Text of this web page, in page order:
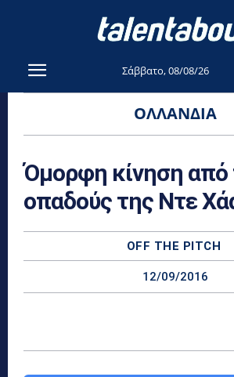
Σάββατο, 08/08/26
ΟΛΛΑΝΔΊΑ
Όμορφη κίνηση από
οπαδούς της Ντε
OFF THE PITCH
12/09/2016